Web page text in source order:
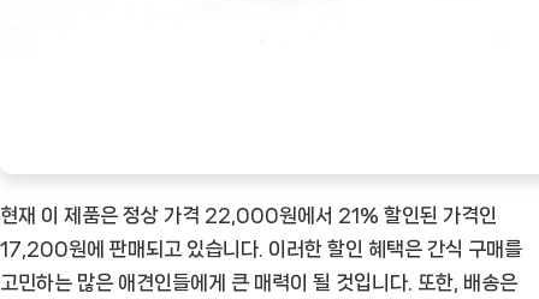
현재 이 제품은 정상 가격 22,000원에서 21% 할인된 가격인
17,200원에 판매되고 있습니다. 이러한 할인 혜택은 간식 구매를
고민하는 많은 애견인들에게 큰 매력이 될 것입니다. 또한, 배송은